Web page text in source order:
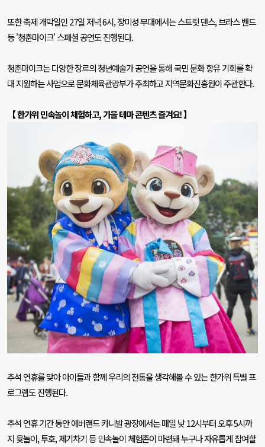
또한 축제 개막일인27일 저녁6시,장미성 무대에서는 스트릿 댄스,브라스 밴드
등'청춘마이크'스페셜 공연도 진행된다.
청춘마이크는 다양한 장르의 청년예술가 공연을 통해 국민 문화 향유 기회를 확
대 지원하는 사업으로 문화체육관광부가 주최하고 지역문화진흥원이 주관한다.
【 한가위 민속놀이 체험하고,가을 테마 콘텐츠 즐겨요!】
추석 연휴를 맞아 아이들과 함께 우리의 전통을 생각해볼 수 있는 한가위 특별 프
로그램도 진행된다.
추석 연휴 기간 동안 에버랜드 카니발 광장에서는 매일 낮12시부터 오후5시까
지 윷놀이,투호,제기차기 등 민속놀이 체험존이 마련돼 누구나 자유롭게 참여할